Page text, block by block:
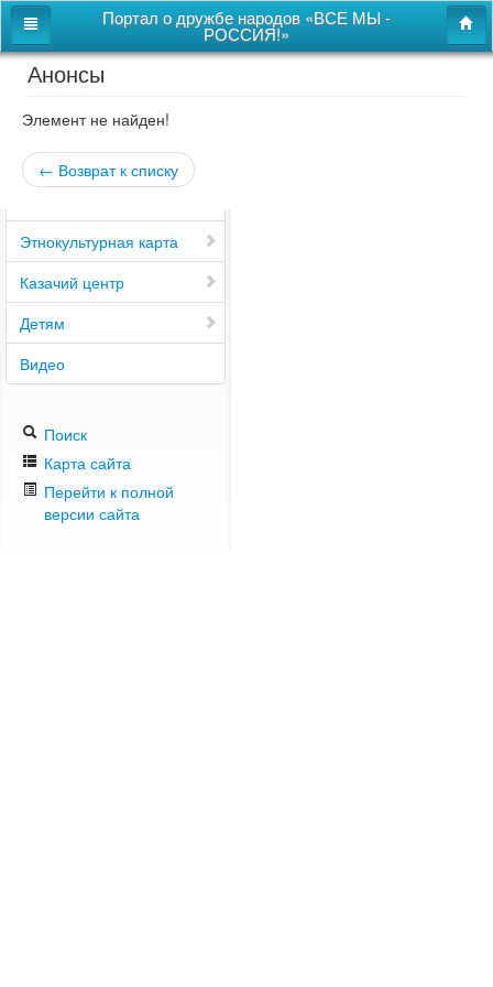
Портал о дружбе народов «ВСЕ МЫ -
РОССИЯ!»
Главная
Дом дружбы народов
Новости
Этнокультурная карта
Казачий центр
Детям
Видео
Поиск
Карта сайта
Перейти к полной
версии сайта
Анонсы
Элемент не найден!
← Возврат к списку